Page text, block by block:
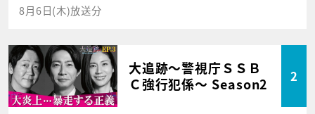
8月6日(木)放送分
大追跡～警視庁ＳＳＢ
Ｃ強行犯係～ Season2
2